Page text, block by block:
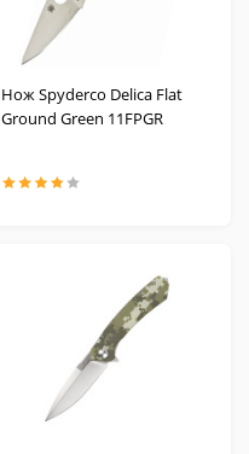
Нож Spyderco Delica Flat
Ground Green 11FPGR